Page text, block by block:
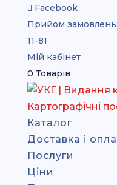
Facebook
Прийом замовлень:
11-81
Мій кабінет
0 Товарів
Каталог
Доставка і
Послуги
Ціни